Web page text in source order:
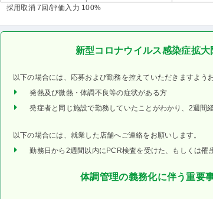
採用取消 7回 /評価入力 100%
新型コロナウイルス感染症拡大
以下の場合には、応募および勤務を控えていただきますよう
発熱及び微熱・体調不良等の症状がある方
発症者と同じ施設で勤務していたことがわかり、2週間
以下の場合には、就業した店舗へご連絡をお願いします。
勤務日から2週間以内にPCR検査を受けた、もしくは罹
体調管理の義務化に伴う重要